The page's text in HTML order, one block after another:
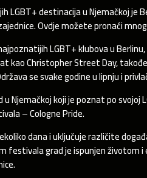
LGBT+ destinacija u Njemačkoj je
Ovdje možete pronaći
LGBT+ klubova u
kao Christopher Street Day,
se svake godine u lipnju i
u Njemačkoj koji je poznat po svojoj
– Cologne Pride.
dana i uključuje različite
festivala grad je ispunjen životom i